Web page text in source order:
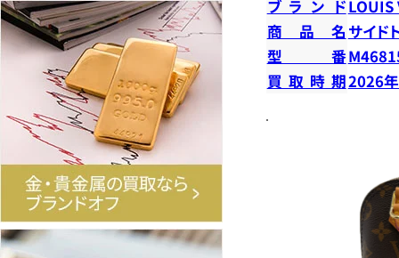
ブランドLOUIS
商品名 サイド
型番
買取時期2026